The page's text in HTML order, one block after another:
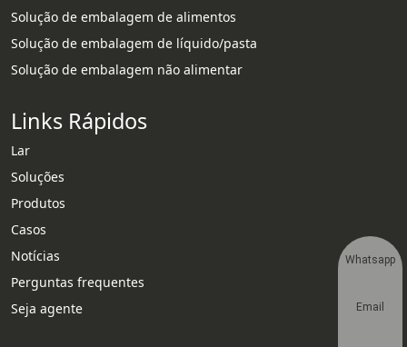
Solução de embalagem de alimentos
Solução de embalagem de líquido/pasta
Solução de embalagem não alimentar
Links Rápidos
Lar
Soluções
Produtos
Casos
Notícias
Perguntas frequentes
Seja agente
Whatsapp
Email